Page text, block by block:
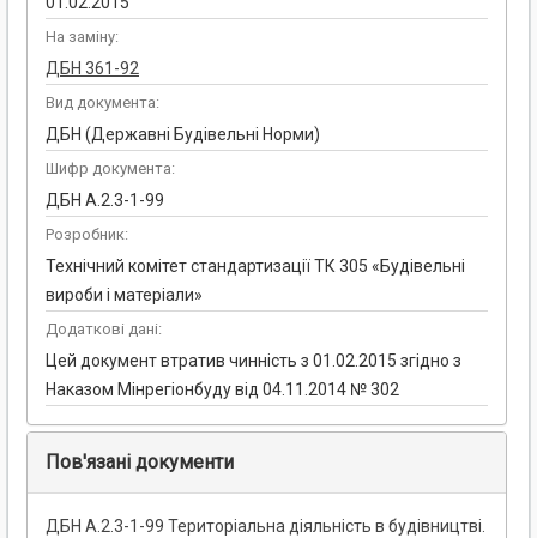
На заміну:
ДБН 361-92
Вид документа:
ДБН (Державні Будівельні Норми)
Шифр документа:
ДБН А.2.3-1-99
Розробник:
Технічний комітет стандартизації ТК 305 «Будівельні
вироби і матеріали»
Додаткові дані:
Цей документ втратив чинність з 01.02.2015 згідно з
Наказом Мінрегіонбуду від 04.11.2014 № 302
Пов'язані документи
ДБН А.2.3-1-99 Територіальна діяльність в будівництві.